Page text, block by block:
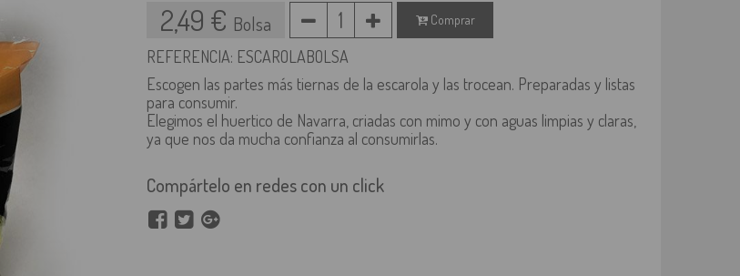
2,49 € Bolsa 1 Comprar
REFERENCIA: ESCAROLABOLSA
Escogen las partes más tiernas de la escarola y las trocean. Preparadas y listas
para consumir.
Elegimos el huertico de Navarra, criadas con mimo y con aguas limpias y claras,
ya que nos da mucha confianza al consumirlas.
Compártelo en redes con un click